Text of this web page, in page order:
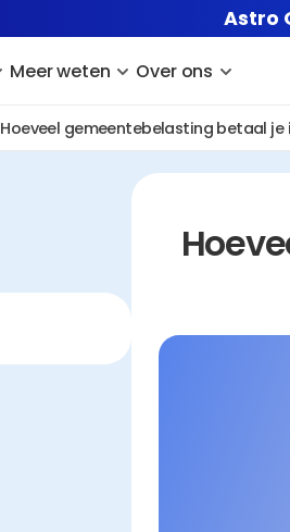
Astro
Meer weten Over ons
Hoeveel gemeentebelasting betaal je